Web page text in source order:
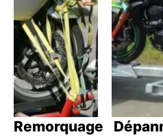
Remorquage